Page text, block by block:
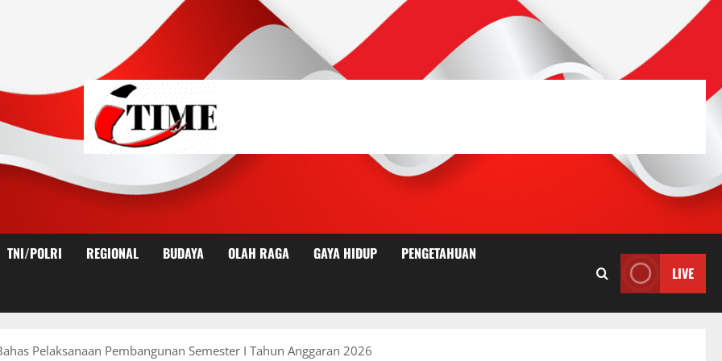
TNI/POLRI REGIONAL BUDAYA OLAH RAGA GAYA HIDUP PENGETAHUAN
LIVE
Pelaksanaan Pembangunan Semester I Tahun Anggaran 2026